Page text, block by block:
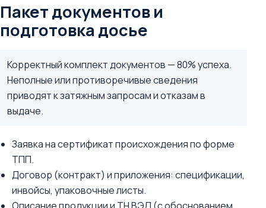
Пакет документов и
подготовка досье
Корректный комплект документов — 80% успеха.
Неполные или противоречивые сведения
приводят к затяжным запросам и отказам в
выдаче.
Заявка на сертификат происхождения по форме
ТПП.
Договор (контракт) и приложения: спецификации,
инвойсы, упаковочные листы.